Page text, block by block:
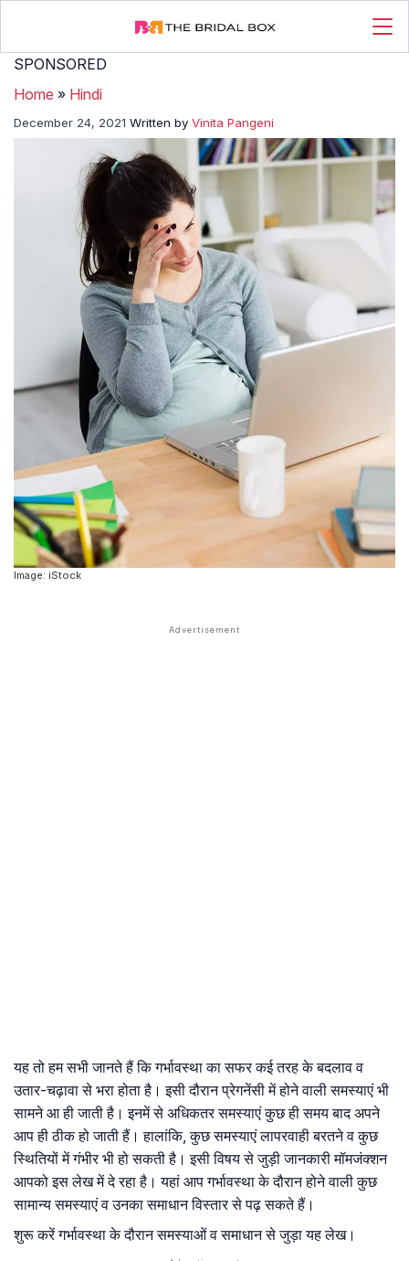
SPONSORED
Home » Hindi
December 24, 2021 Written by Vinita Pangeni
Image: iStock
यह तो हम सभी जानते हैं कि गर्भावस्था का सफर कई तरह के बदलाव व
उतार-चढ़ावा से भरा होता है। इसी दौरान प्रेगनेंसी में होने वाली समस्याएं भी
सामने आ ही जाती है। इनमें से अधिकतर समस्याएं कुछ ही समय बाद अपने
आप ही ठीक हो जाती हैं। हालांकि, कुछ समस्याएं लापरवाही बरतने व कुछ
स्थितियों में गंभीर भी हो सकती है। इसी विषय से जुड़ी जानकारी मॉमजंक्शन
आपको इस लेख में दे रहा है। यहां आप गर्भावस्था के दौरान होने वाली कुछ
सामान्य समस्याएं व उनका समाधान विस्तार से पढ़ सकते हैं।
शुरू करें गर्भावस्था के दौरान समस्याओं व समाधान से जुड़ा यह लेख।